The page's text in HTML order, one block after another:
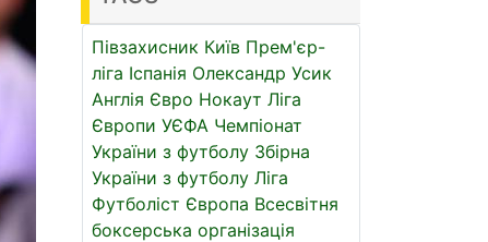
Півзахисник Київ Прем'єр-
ліга Іспанія Олександр Усик
Англія Євро Нокаут Ліга
Європи УЄФА Чемпіонат
України з футболу Збірна
України з футболу Ліга
Футболіст Європа Всесвітня
боксерська організація